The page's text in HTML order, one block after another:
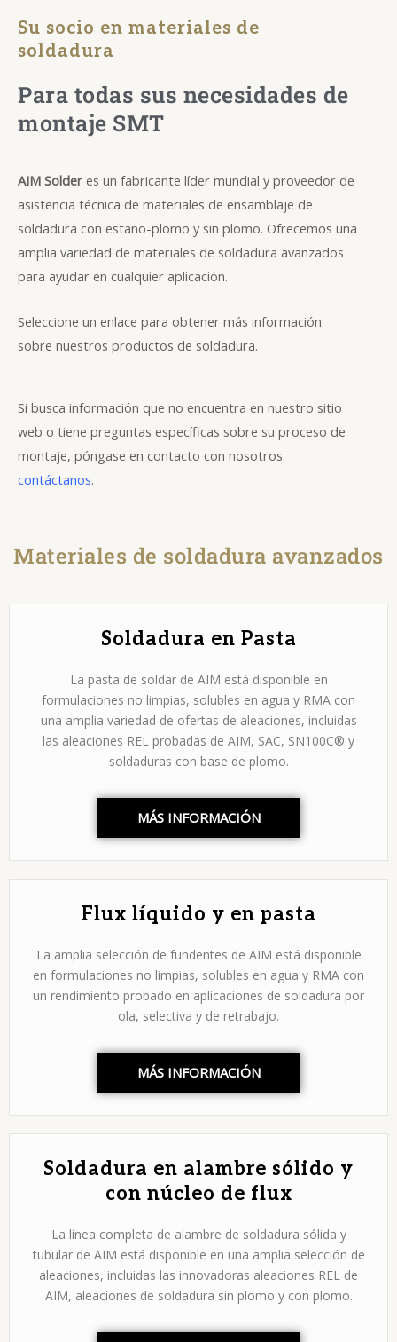
Su socio en materiales de
soldadura
Para todas sus necesidades de
montaje SMT
AIM Solder es un fabricante líder mundial y proveedor de
asistencia técnica de materiales de ensamblaje de
soldadura con estaño-plomo y sin plomo. Ofrecemos una
amplia variedad de materiales de soldadura avanzados
para ayudar en cualquier aplicación.
Seleccione un enlace para obtener más información
sobre nuestros productos de soldadura.
Si busca información que no encuentra en nuestro sitio
web o tiene preguntas específicas sobre su proceso de
montaje, póngase en contacto con nosotros.
contáctanos.
Materiales de soldadura avanzados
Soldadura en Pasta
La pasta de soldar de AIM está disponible en
formulaciones no limpias, solubles en agua y RMA con
una amplia variedad de ofertas de aleaciones, incluidas
las aleaciones REL probadas de AIM, SAC, SN100C® y
soldaduras con base de plomo.
MÁS INFORMACIÓN
Flux líquido y en pasta
La amplia selección de fundentes de AIM está disponible
en formulaciones no limpias, solubles en agua y RMA con
un rendimiento probado en aplicaciones de soldadura por
ola, selectiva y de retrabajo.
MÁS INFORMACIÓN
Soldadura en alambre sólido y
con núcleo de flux
La línea completa de alambre de soldadura sólida y
tubular de AIM está disponible en una amplia selección de
aleaciones, incluidas las innovadoras aleaciones REL de
AIM, aleaciones de soldadura sin plomo y con plomo.